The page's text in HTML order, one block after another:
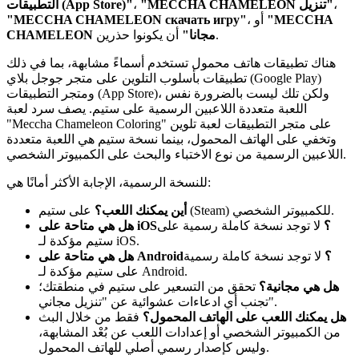
التطبيقات (App Store)"، "MECCHA CHAMELEON تنزيل"،
"MECCHA CHAMELEON скачать игру"
"MECCHA
CHAMELEON مجانا"أن يكونوا حذرين.
هناك تطبيقات هاتف محمول تستخدم أسماءً مشابهة، بما في ذلك
تطبيقات بأسلوب التلوين على متجر جوجل بلاي (Google Play)
ومتجر التطبيقات (App Store)، ولكن تلك ليست بالضرورة نفس
اللعبة متعددة اللاعبين الرسمية على ستيم. يصف سرد لعبة
"Meccha Chameleon Coloring" على متجر التطبيقات لعبة تلوين
وتخفي على الهاتف المحمول، بينما نسخة ستيم هي اللعبة متعددة
اللاعبين الرسمية من نوع الاختباء والبحث على الكمبيوتر الشخصي.
للنسخة الرسمية، الإجابة الأكثر أمانًا هي:
أين يمكنك اللعب؟
على ستيم (Steam) للكمبيوتر الشخصي.
هل هي متاحة على iOS؟ لا توجد نسخة كاملة رسمية على
ستيم مؤكدة لـ iOS.
هل هي متاحة على Android؟ لا توجد نسخة كاملة رسمية
على ستيم مؤكدة لـ Android.
هل هي مجانية؟ تحقق من التسعير على ستيم في منطقتك؛
تجنب أي ادعاءات عشوائية عن "تنزيل مجاني".
هل يمكنك اللعب على الهاتف المحمول؟ فقط من خلال البث
من الكمبيوتر الشخصي أو إعدادات اللعب عن بُعْد المشابهة،
وليس كإصدار رسمي أصلي للهاتف المحمول.